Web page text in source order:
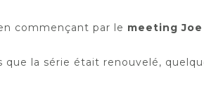
commençant par le meeting Joe
que la série était renouvelé,